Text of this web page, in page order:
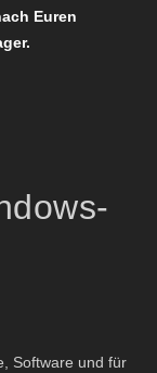
Euren
Software und für